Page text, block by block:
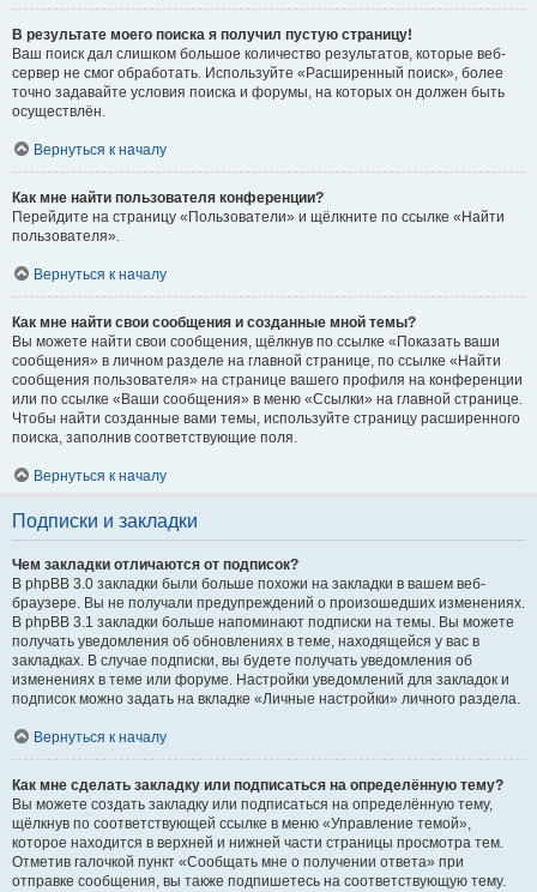
В результате моего поиска я получил пустую страницу!
Ваш поиск дал слишком большое количество результатов, которые веб-
сервер не смог обработать. Используйте «Расширенный поиск», более
точно задавайте условия поиска и форумы, на которых он должен быть
осуществлён.
Вернуться к началу
Как мне найти пользователя конференции?
Перейдите на страницу «Пользователи» и щёлкните по ссылке «Найти
пользователя».
Вернуться к началу
Как мне найти свои сообщения и созданные мной темы?
Вы можете найти свои сообщения, щёлкнув по ссылке «Показать ваши
сообщения» в личном разделе на главной странице, по ссылке «Найти
сообщения пользователя» на странице вашего профиля на конференции
или по ссылке «Ваши сообщения» в меню «Ссылки» на главной странице.
Чтобы найти созданные вами темы, используйте страницу расширенного
поиска, заполнив соответствующие поля.
Вернуться к началу
Подписки и закладки
Чем закладки отличаются от подписок?
В phpBB 3.0 закладки были больше похожи на закладки в вашем веб-
браузере. Вы не получали предупреждений о произошедших изменениях.
В phpBB 3.1 закладки больше напоминают подписки на темы. Вы можете
получать уведомления об обновлениях в теме, находящейся у вас в
закладках. В случае подписки, вы будете получать уведомления об
изменениях в теме или форуме. Настройки уведомлений для закладок и
подписок можно задать на вкладке «Личные настройки» личного раздела.
Вернуться к началу
Как мне сделать закладку или подписаться на определённую тему?
Вы можете создать закладку или подписаться на определённую тему,
щёлкнув по соответствующей ссылке в меню «Управление темой»,
которое находится в верхней и нижней части страницы просмотра тем.
Отметив галочкой пункт «Сообщать мне о получении ответа» при
отправке сообщения, вы также подпишетесь на соответствующую тему.